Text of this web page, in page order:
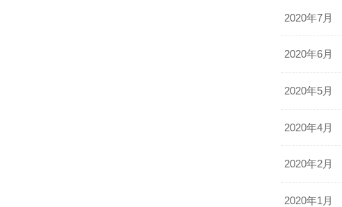
2020年7月
2020年6月
2020年5月
2020年4月
2020年2月
2020年1月